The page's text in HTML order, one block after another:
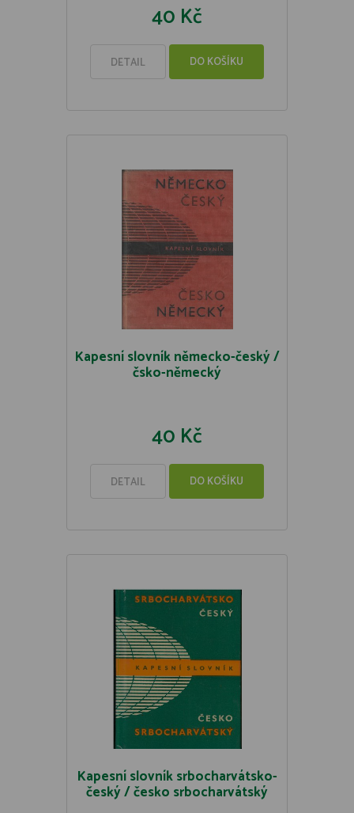
40 Kč
DETAIL DO KOŠÍKU
Kapesní slovník německo-český /
čsko-německý
40 Kč
DETAIL DO KOŠÍKU
Kapesní slovník srbocharvátsko-
český / česko srbocharvátský